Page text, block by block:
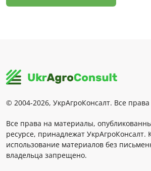
© 2004-2026, УкрАгроКонсалт. Все
Все права на материалы,
ресурсе, принадлежат УкрАгроКонсалт.
использование материалов без
владельца запрещено.